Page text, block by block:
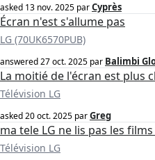
asked 13 nov. 2025 parCyprès
Écran n'est s'allume pas
LG (70UK6570PUB)
answered27 oct. 2025 par Balimbi
La moitié de l'écran est plus
Télévision LG
asked20 oct. 2025 parGreg
ma tele LG ne lis pas les
Télévision LG